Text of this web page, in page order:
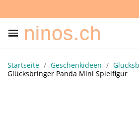
ninos.ch
Startseite Geschenkideen
Glücksbringer Panda Mini Spielfigur